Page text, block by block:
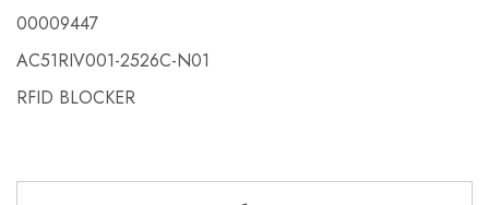
00009447
AC51RIV001-2526C-N01
RFID BLOCKER